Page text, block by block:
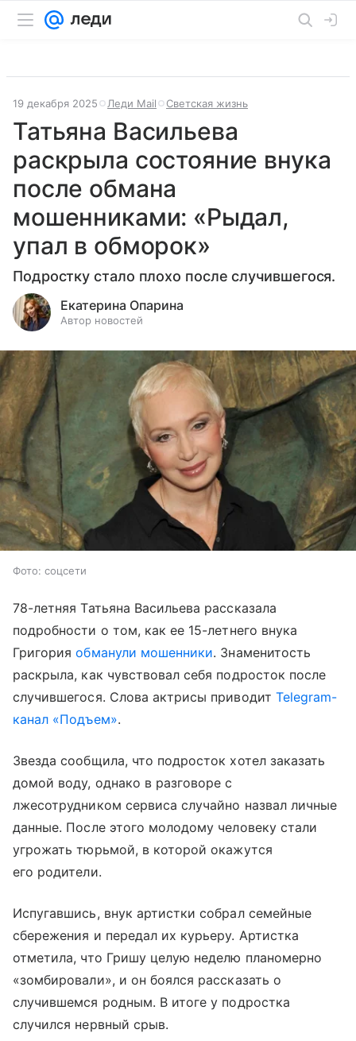
19 декабря 2025 Леди Mail Светская жизнь
Татьяна Васильева
раскрыла состояние внука
после обмана
мошенниками: «Рыдал,
упал в обморок»
Подростку стало плохо после случившегося.
Екатерина Опарина
Автор новостей
Фото: соцсети
78-летняя Татьяна Васильева рассказала
подробности о том, как ее 15-летнего внука
Григорияобманули мошенники. Знаменитость
раскрыла, как чувствовал себя подросток после
случившегося. Слова актрисы приводит Telegram-
канал «Подъем».
Звезда сообщила, что подросток хотел заказать
домой воду, однако в разговоре с
лжесотрудником сервиса случайно назвал личные
данные. После этого молодому человеку стали
угрожать тюрьмой, в которой окажутся
его родители.
Испугавшись, внук артистки собрал семейные
сбережения и передал их курьеру. Артистка
отметила, что Гришу целую неделю планомерно
«зомбировали», и он боялся рассказать о
случившемся родным. В итоге у подростка
случился нервный срыв.